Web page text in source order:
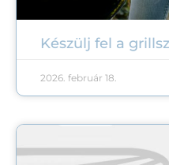
Készülj fel a
2026. február 18.